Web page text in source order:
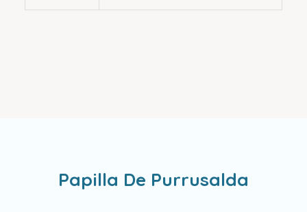
Papilla De Purrusalda